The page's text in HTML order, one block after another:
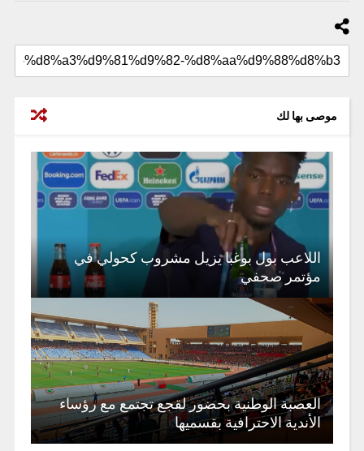
موصى بها لك
اللاعب بول بوغبا يزيل مشروب كحولي في
مؤتمر صحفي
العصبة الوطنية بحضور لقجع تجتمع مع رؤساء
الأندية الاحترافية بقسميها